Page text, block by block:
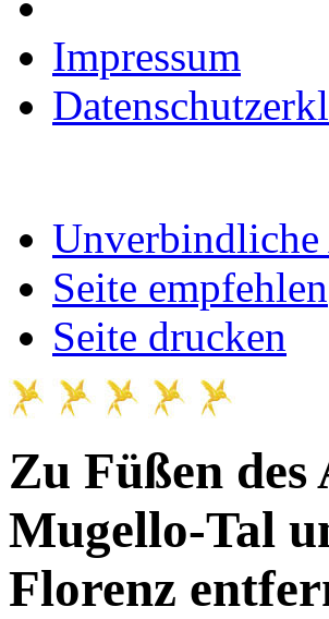
Impressum
Unverbindliche
Seite empfehlen
Seite drucken
Zu Füßen
Mugello-Tal
Florenz